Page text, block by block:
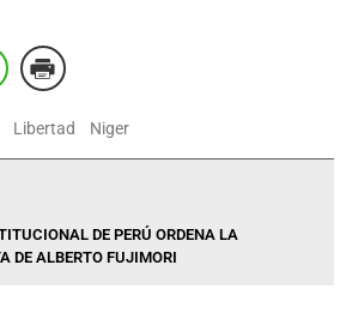
Libertad Niger
DE PERÚ ORDENA LA
DE ALBERTO FUJIMORI